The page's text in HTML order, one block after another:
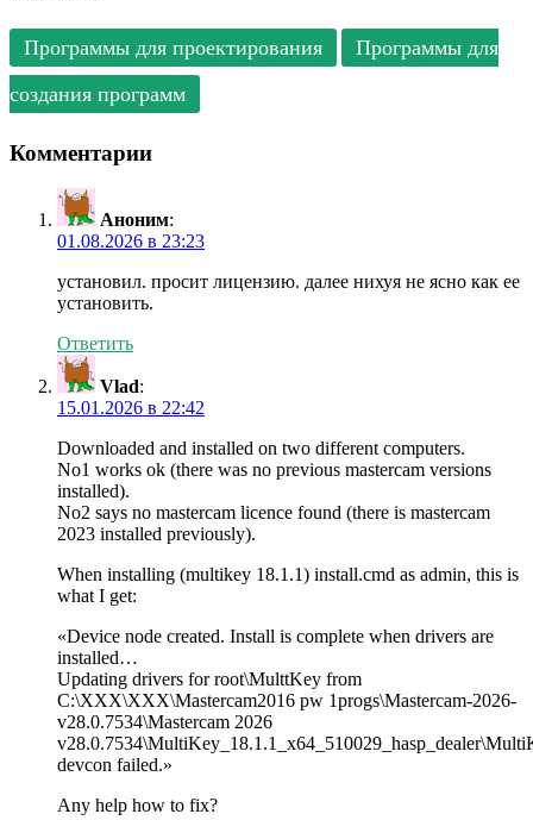
Программы для проектирования
Программы для
создания программ
Комментарии
Аноним:
01.08.2026 в 23:23
установил. просит лицензию. далее нихуя не ясно как ее
установить.
Ответить
Vlad:
15.01.2026 в 22:42
Downloaded and installed on two different computers.
No1 works ok (there was no previous mastercam versions
installed).
No2 says no mastercam licence found (there is mastercam
2023 installed previously).
When installing (multikey 18.1.1) install.cmd as admin, this is
what I get:
«Device node created. Install is complete when drivers are
installed…
Updating drivers for root\MulttKey from
C:\XXX\XXX\Mastercam2016 pw 1progs\Mastercam-2026-
v28.0.7534\Mastercam 2026
devcon failed.»
Any help how to fix?